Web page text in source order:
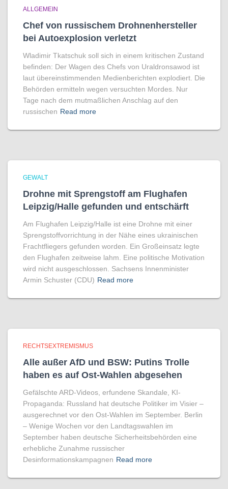
ALLGEMEIN
Chef von russischem Drohnenhersteller
bei Autoexplosion verletzt
Wladimir Tkatschuk soll sich in einem kritischen Zustand
befinden: Der Wagen des Chefs von Uraldronsawod ist
laut übereinstimmenden Medienberichten explodiert. Die
Behörden ermitteln wegen versuchten Mordes. Nur
Tage nach dem mutmaßlichen Anschlag auf den
russischen Read more
GEWALT
Drohne mit Sprengstoff am Flughafen
Leipzig/Halle gefunden und entschärft
Am Flughafen Leipzig/Halle ist eine Drohne mit einer
Sprengstoffvorrichtung in der Nähe eines ukrainischen
Frachtfliegers gefunden worden. Ein Großeinsatz legte
den Flughafen zeitweise lahm. Eine politische Motivation
wird nicht ausgeschlossen. Sachsens Innenminister
Armin Schuster (CDU) Read more
RECHTSEXTREMISMUS
Alle außer AfD und BSW: Putins Trolle
haben es auf Ost-Wahlen abgesehen
Gefälschte ARD-Videos, erfundene Skandale, KI-
Propaganda: Russland hat deutsche Politiker im Visier –
ausgerechnet vor den Ost-Wahlen im September. Berlin
– Wenige Wochen vor den Landtagswahlen im
September haben deutsche Sicherheitsbehörden eine
erhebliche Zunahme russischer
Desinformationskampagnen Read more